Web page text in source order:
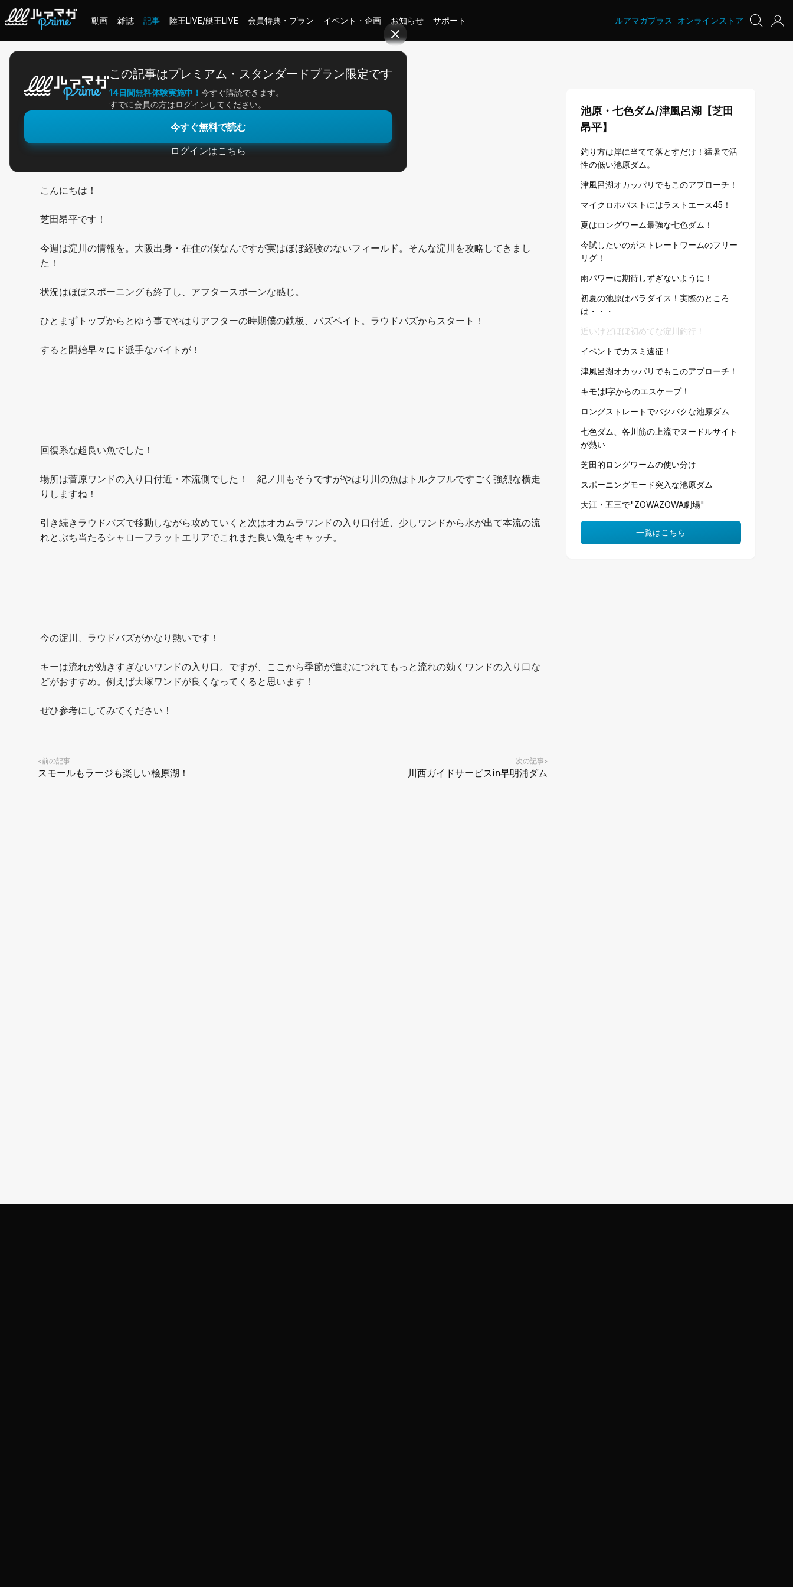
動画 雑誌 記事 陸王LIVE/艇王LIVE 会員特典・プラン イベント・企画 お知らせ サポート ルアマガプラス オンラインストア
この記事はプレミアム・スタンダードプラン限定です
14日間無料体験実施中！ 今すぐ購読できます。
すでに会員の方はログインしてください。
今すぐ無料で読む
ログインはこちら
2026/06/15
近いけどほぼ初めてな淀川釣行！
こんにちは！
芝田昂平です！
今週は淀川の情報を。大阪出身・在住の僕なんですが実はほぼ経験のないフィールド。そんな淀川を攻略してきまし
た！
状況はほぼスポーニングも終了し、アフタースポーンな感じ。
ひとまずトップからとゆう事でやはりアフターの時期僕の鉄板、バズベイト。ラウドバズからスタート！
すると開始早々にド派手なバイトが！
回復系な超良い魚でした！
場所は菅原ワンドの入り口付近・本流側でした！ 紀ノ川もそうですがやはり川の魚はトルクフルですごく強烈な横走
りしますね！
引き続きラウドバズで移動しながら攻めていくと次はオカムラワンドの入り口付近、少しワンドから水が出て本流の流
れとぶち当たるシャローフラットエリアでこれまた良い魚をキャッチ。
今の淀川、ラウドバズがかなり熱いです！
キーは流れが効きすぎないワンドの入り口。ですが、ここから季節が進むにつれてもっと流れの効くワンドの入り口な
どがおすすめ。例えば大塚ワンドが良くなってくると思います！
ぜひ参考にしてみてください！
<前の記事
スモールもラージも楽しい桧原湖！
次の記事>
川西ガイドサービスin早明浦ダム
池原・七色ダム/津風呂湖【芝田
昂平】
釣り方は岸に当てて落とすだけ！猛暑で活
性の低い池原ダム。
津風呂湖オカッパリでもこのアプローチ！
マイクロホバストにはラストエース45！
夏はロングワーム最強な七色ダム！
今試したいのがストレートワームのフリー
リグ！
雨パワーに期待しずぎないように！
初夏の池原はパラダイス！実際のところ
は・・・
近いけどほぼ初めてな淀川釣行！
イベントでカスミ遠征！
津風呂湖オカッパリでもこのアプローチ！
キモはI字からのエスケープ！
ロングストレートでバクバクな池原ダム
七色ダム、各川筋の上流でヌードルサイト
が熱い
芝田的ロングワームの使い分け
スポーニングモード突入な池原ダム
大江・五三で"ZOWAZOWA劇場"
一覧はこちら